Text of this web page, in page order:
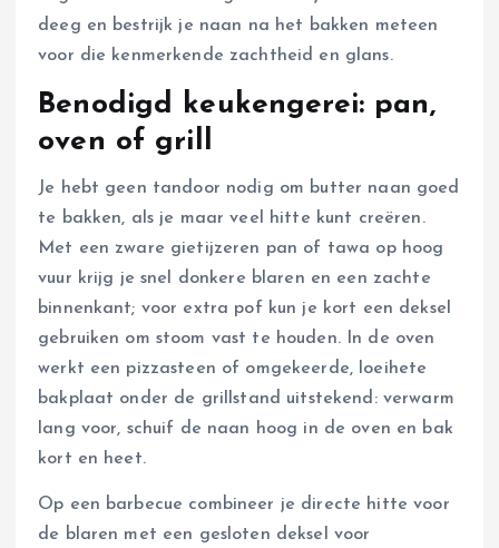
deeg en bestrijk je naan na het bakken meteen
voor die kenmerkende zachtheid en glans.
Benodigd keukengerei: pan,
oven of grill
Je hebt geen tandoor nodig om butter naan goed
te bakken, als je maar veel hitte kunt creëren.
Met een zware gietijzeren pan of tawa op hoog
vuur krijg je snel donkere blaren en een zachte
binnenkant; voor extra pof kun je kort een deksel
gebruiken om stoom vast te houden. In de oven
werkt een pizzasteen of omgekeerde, loeihete
bakplaat onder de grillstand uitstekend: verwarm
lang voor, schuif de naan hoog in de oven en bak
kort en heet.
Op een barbecue combineer je directe hitte voor
de blaren met een gesloten deksel voor